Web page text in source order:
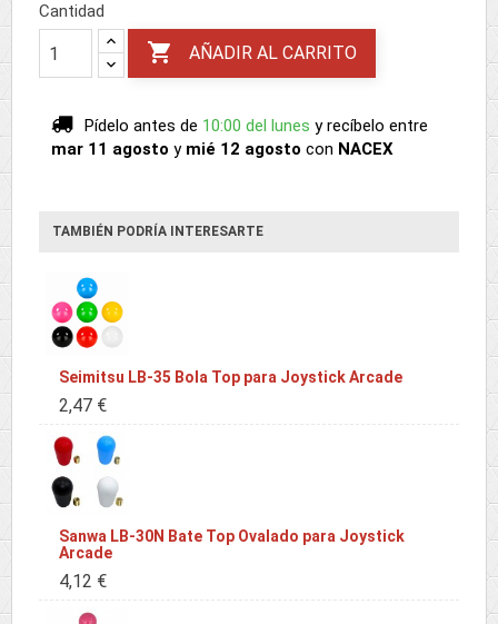
Cantidad
 AÑADIR AL CARRITO
Pídelo antes de 10:00 del lunes y recíbelo entre
mar 11 agosto y mié 12 agosto con NACEX
TAMBIÉN PODRÍA INTERESARTE
Seimitsu LB-35 Bola Top para Joystick Arcade
2,47 €
Sanwa LB-30N Bate Top Ovalado para Joystick
Arcade
4,12 €